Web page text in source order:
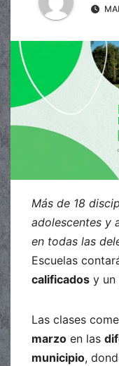
Más de 18
adolescentes y
en todas las
Escuelas
calificados y un
Las clases
marzo en las
municipio,